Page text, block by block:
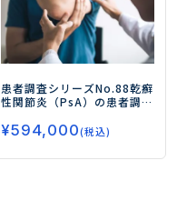
患者調査シリーズNo.88乾癬
性関節炎（PsA）の患者調査
満足度および新薬ニーズを
¥594,000(税込)